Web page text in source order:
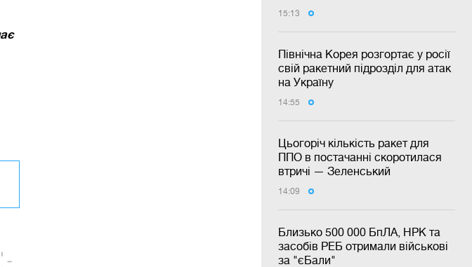
15:13
Північна Корея розгортає у росії
свій ракетний підрозділ для атак
на Україну
14:55
Цьогоріч кількість ракет для
ППО в постачанні скоротилася
втричі — Зеленський
14:09
Близько 500 000 БпЛА, НРК та
засобів РЕБ отримали військові
за "єБали"